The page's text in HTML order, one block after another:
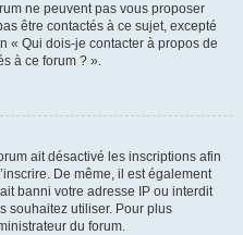
ne peuvent pas vous proposer
être contactés à ce sujet, excepté
« Qui dois-je contacter à propos de
à ce forum ? ».
ait désactivé les inscriptions afin
De même, il est également
banni votre adresse IP ou interdit
souhaitez utiliser. Pour plus
du forum.